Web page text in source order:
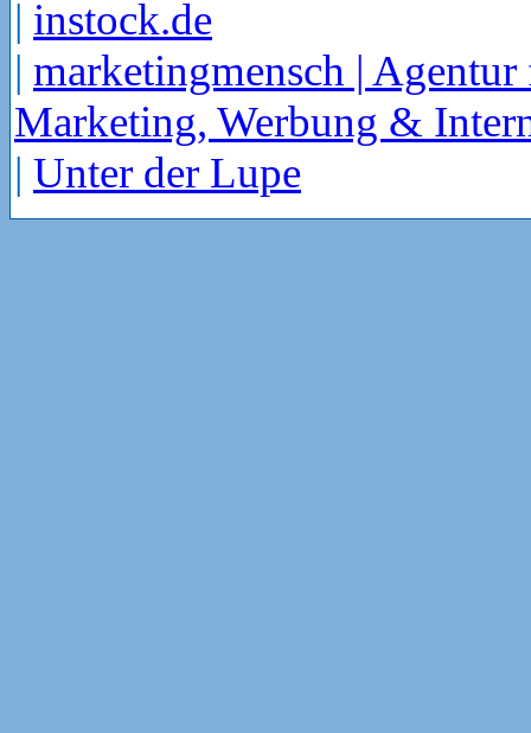
| instock.de
| marketingmensch | Agentur
Marketing, Werbung &
| Unter der Lupe